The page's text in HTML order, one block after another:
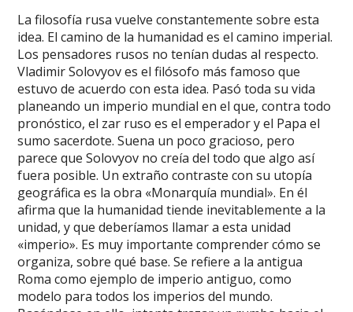
La filosofía rusa vuelve constantemente sobre esta
idea. El camino de la humanidad es el camino imperial.
Los pensadores rusos no tenían dudas al respecto.
Vladimir Solovyov es el filósofo más famoso que
estuvo de acuerdo con esta idea. Pasó toda su vida
planeando un imperio mundial en el que, contra todo
pronóstico, el zar ruso es el emperador y el Papa el
sumo sacerdote. Suena un poco gracioso, pero
parece que Solovyov no creía del todo que algo así
fuera posible. Un extraño contraste con su utopía
geográfica es la obra «Monarquía mundial». En él
afirma que la humanidad tiende inevitablemente a la
unidad, y que deberíamos llamar a esta unidad
«imperio». Es muy importante comprender cómo se
organiza, sobre qué base. Se refiere a la antigua
Roma como ejemplo de imperio antiguo, como
modelo para todos los imperios del mundo.